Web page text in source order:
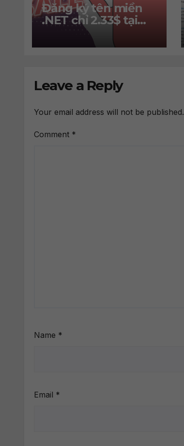
Đăng ký tên miền
.NET chỉ 2.33$ tại
Porkbun
Leave a Reply
Your email address will not be published.
Comment *
Name *
Email *